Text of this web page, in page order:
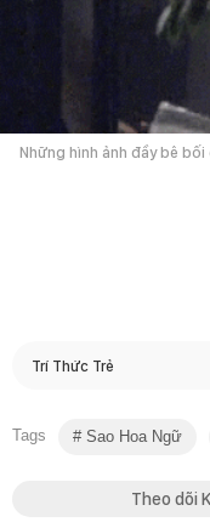
Những hình ảnh đầy bê bối
Trí Thức Trẻ
Tags Sao Hoa Ngữ
Theo dõi